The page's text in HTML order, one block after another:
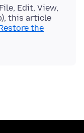
Edit, View,
this article
the